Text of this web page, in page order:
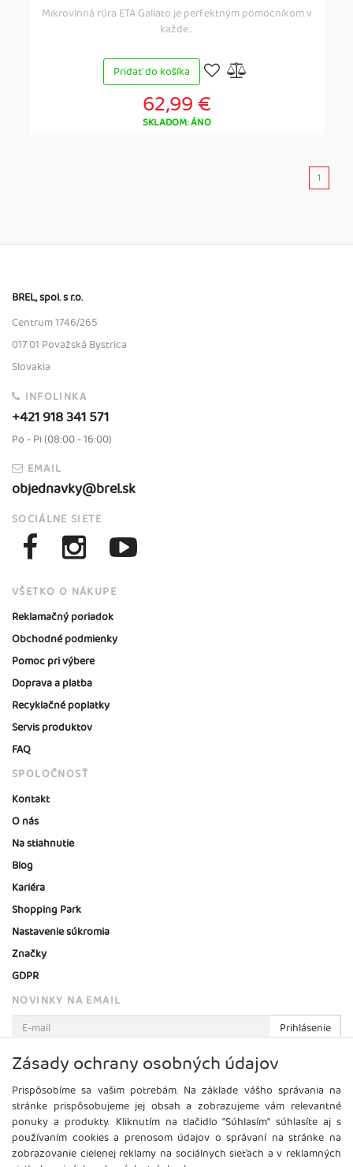
Mikrovlnná rúra ETA Galiato je perfektným pomocníkom v
každe...
Pridať do košíka
62,99 €
SKLADOM: ÁNO
1
BREL, spol. s r.o.
Centrum 1746/265
017 01 Považská Bystrica
Slovakia
INFOLINKA
+421 918 341 571
Po - Pi (08:00 - 16:00)
EMAIL
objednavky@brel.sk
SOCIÁLNE SIETE
VŠETKO O NÁKUPE
Reklamačný poriadok
Obchodné podmienky
Pomoc pri výbere
Doprava a platba
Recyklačné poplatky
Servis produktov
FAQ
SPOLOČNOSŤ
Kontakt
O nás
Na stiahnutie
Blog
Kariéra
Shopping Park
Nastavenie súkromia
Značky
GDPR
NOVINKY NA EMAIL
Prihlásenie
Viac informácií o tejto službe
Zásady ochrany osobných údajov
Prispôsobíme sa vašim potrebám. Na základe vášho správania na
stránke prispôsobujeme jej obsah a zobrazujeme vám relevantné
ponuky a produkty. Kliknutím na tlačidlo "Súhlasím" súhlasíte aj s
používaním cookies a prenosom údajov o správaní na stránke na
zobrazovanie cielenej reklamy na sociálnych sieťach a v reklamných